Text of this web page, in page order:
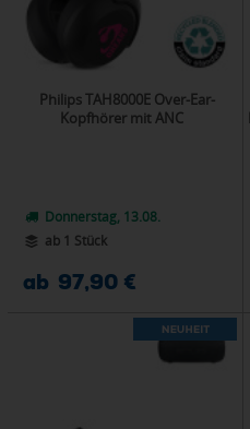
Philips TAH8000E Over-Ear-
Kopfhörer mit ANC
Donnerstag, 13.08.
ab 1 Stück
ab 97,90 €